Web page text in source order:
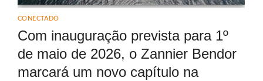
CONECTADO
Com inauguração prevista para 1º
de maio de 2026, o Zannier Bendor
marcará um novo capítulo na